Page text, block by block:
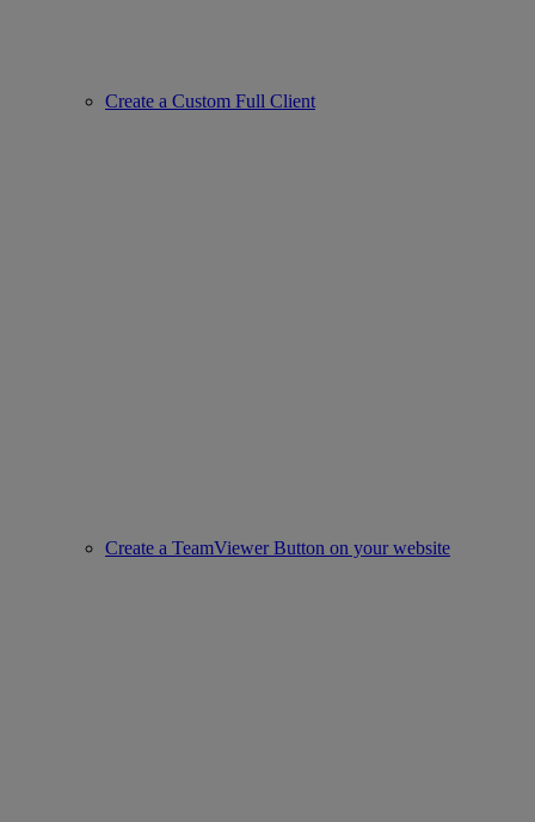
Create a Custom Full Client
Create a TeamViewer Button on your website